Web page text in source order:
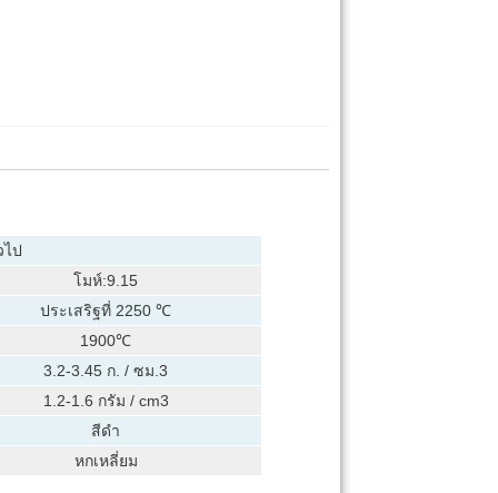
ป
โมห์:9.15
ประเสริฐที่ 2250 ℃
1900℃
3.2-3.45 ก. / ซม.3
1.2-1.6 กรัม / cm3
สีดำ
หกเหลี่ยม